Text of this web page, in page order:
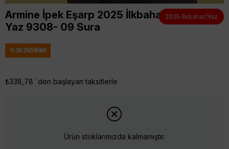
Armine İpek Eşarp 2025 İlkbahar
Yaz 9308- 09 Sura
2025 İlkbahar/Yaz
%36İNDIRIM
₺338,78 `den başlayan taksitlerle
Ürün stoklarımızda kalmamıştır.